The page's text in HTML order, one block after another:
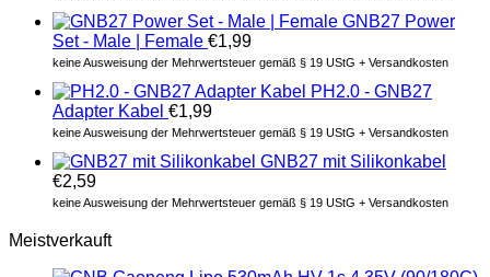
GNB27 Power
Set - Male | Female €1,99
keine Ausweisung der Mehrwertsteuer gemäß § 19 UStG + Versandkosten
PH2.0 - GNB27
Adapter Kabel €1,99
keine Ausweisung der Mehrwertsteuer gemäß § 19 UStG + Versandkosten
GNB27 mit Silikonkabel
€2,59
keine Ausweisung der Mehrwertsteuer gemäß § 19 UStG + Versandkosten
Meistverkauft